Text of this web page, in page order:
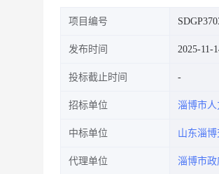
项目编号
发布时间 2025-11-
投标截止时间
招标单位 淄博市
中标单位 山东淄博
代理单位 淄博市